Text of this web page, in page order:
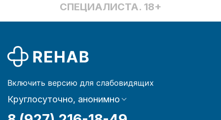
СПЕЦИАЛИСТА. 18+
Включить версию для слабовидящих
Круглосуточно, анонимно